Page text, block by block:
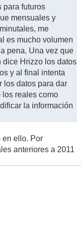
para futuros
mensuales y
me
es mucho volumen
pena. Una vez que
dice Hrizzo los datos
y al final intenta
los datos para dar
los reales como
la información
en ello. Por
anteriores a 2011